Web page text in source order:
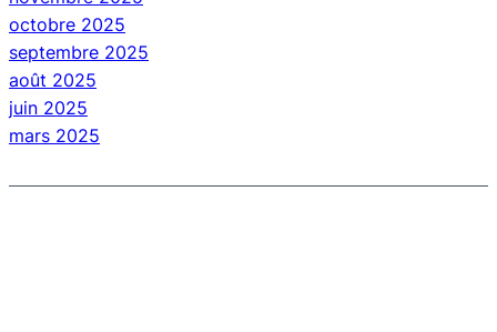
octobre 2025
septembre 2025
août 2025
juin 2025
mars 2025